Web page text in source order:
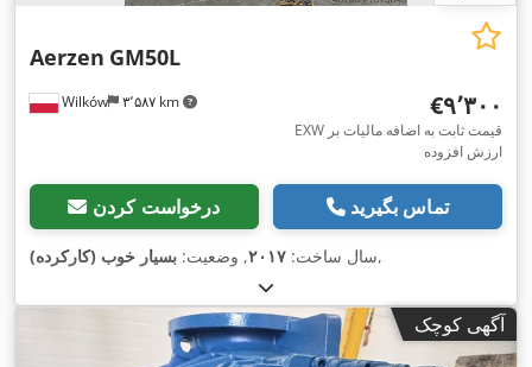
Wilków ۳٬۵۸۷ km
Aerzen GM50L
‎€۹٬۳۰۰
EXW قیمت ثابت به اضافه مالیات بر
ارزش افزوده
درخواست کردن تماس بگیرید
سال ساخت: ۲۰۱۷, وضعیت: بسیار خوب (کارکرده) ,
آگهی کوچک